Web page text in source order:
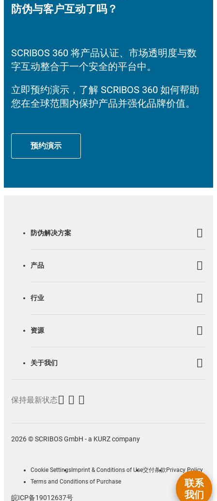
防伪与客户互动了吗？
SCRIBOS 360 将产品认证、市场透明度与数
字互动整合于一个安全的平台中。
立即预约演示，了解 SCRIBOS 360 如何帮助
您在全球范围内保护产品并强化品牌价值。
预约演示
防伪解决方案
产品
行业
资源
关于我们
保持最新状态
2026 © SCRIBOS GmbH - a KURZ company
Cookie Settings Imprint & Conditions of Use交付条款 Privacy Policy
Terms and Conditions of Purchase
皖ICP备19012637号
联系
我们